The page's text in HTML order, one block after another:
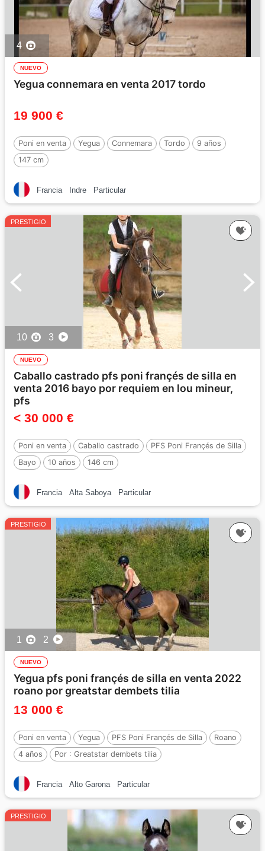
4
NUEVO
Yegua connemara en venta 2017 tordo
19 900 €
Poni en venta Yegua Connemara Tordo
9 años
147 cm
Francia Indre Particular
PRESTIGIO
10 3
NUEVO
Caballo castrado pfs poni françés de silla en
venta 2016 bayo por requiem en lou mineur,
pfs
< 30 000 €
Poni en venta Caballo castrado
PFS Poni Françés de Silla
Bayo
10 años
146 cm
Francia
Alta Saboya Particular
PRESTIGIO
1 2
NUEVO
Yegua pfs poni françés de silla en venta 2022
roano por greatstar dembets tilia
13 000 €
Poni en venta Yegua PFS Poni Françés de Silla
Roano
4 años
Por : Greatstar dembets tilia
Francia Alto Garona Particular
PRESTIGIO